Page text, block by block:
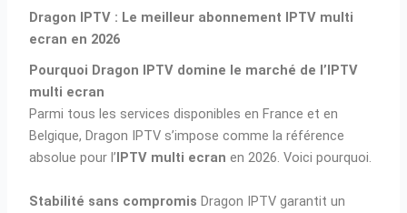
Dragon IPTV : Le meilleur abonnement IPTV multi
ecran en 2026
Pourquoi Dragon IPTV domine le marché de l’IPTV
multi ecran
Parmi tous les services disponibles en France et en
Belgique, Dragon IPTV s’impose comme la référence
absolue pour l’IPTV multi ecran en 2026. Voici pourquoi.
Stabilité sans compromis Dragon IPTV garantit un